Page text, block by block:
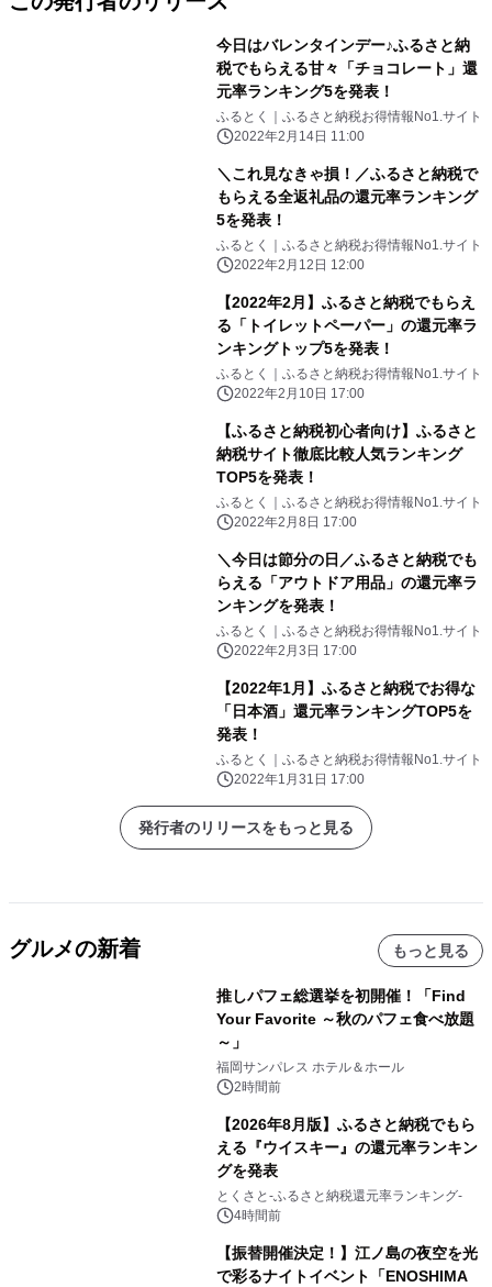
今日はバレンタインデー♪ふるさと納
税でもらえる甘々「チョコレート」還
元率ランキング5を発表！
ふるとく｜ふるさと納税お得情報No1.サイト
2022年2月14日 11:00
＼これ見なきゃ損！／ふるさと納税で
もらえる全返礼品の還元率ランキング
5を発表！
ふるとく｜ふるさと納税お得情報No1.サイト
2022年2月12日 12:00
【2022年2月】ふるさと納税でもらえ
る「トイレットペーパー」の還元率ラ
ンキングトップ5を発表！
ふるとく｜ふるさと納税お得情報No1.サイト
2022年2月10日 17:00
【ふるさと納税初心者向け】ふるさと
納税サイト徹底比較人気ランキング
TOP5を発表！
ふるとく｜ふるさと納税お得情報No1.サイト
2022年2月8日 17:00
＼今日は節分の日／ふるさと納税でも
らえる「アウトドア用品」の還元率ラ
ンキングを発表！
ふるとく｜ふるさと納税お得情報No1.サイト
2022年2月3日 17:00
【2022年1月】ふるさと納税でお得な
「日本酒」還元率ランキングTOP5を
発表！
ふるとく｜ふるさと納税お得情報No1.サイト
2022年1月31日 17:00
発行者のリリースをもっと見る
グルメの新着 もっと見る
推しパフェ総選挙を初開催！「Find
Your Favorite ～秋のパフェ食べ放題
～」
福岡サンパレス ホテル＆ホール
2時間前
【2026年8月版】ふるさと納税でもら
える『ウイスキー』の還元率ランキン
グを発表
とくさと-ふるさと納税還元率ランキング-
4時間前
【振替開催決定！】江ノ島の夜空を光
で彩るナイトイベント「ENOSHIMA